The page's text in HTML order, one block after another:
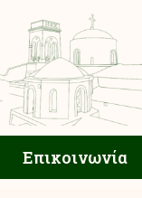
Επικοινωνία
Επικοινωνία